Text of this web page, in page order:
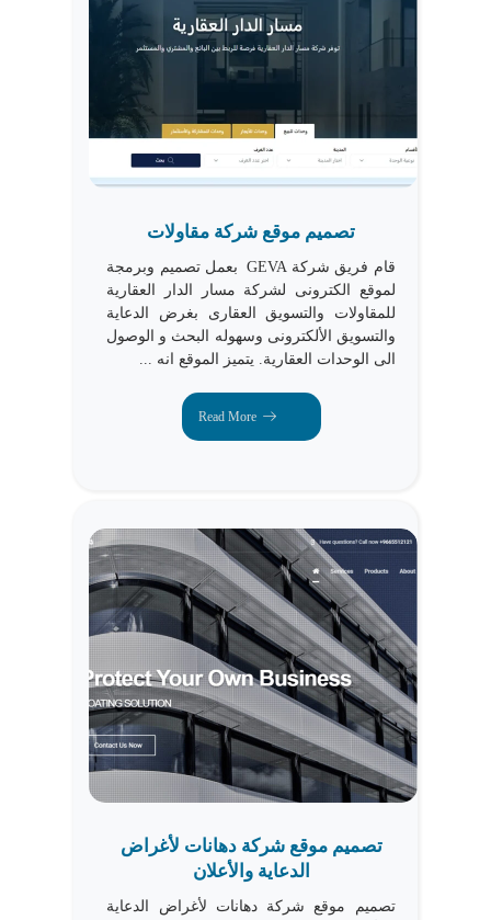
تصميم موقع شركة مقاولات
قام فريق شركة GEVA بعمل تصميم وبرمجة
لموقع الكترونى لشركة مسار الدار العقارية
للمقاولات والتسويق العقارى بغرض الدعاية
والتسويق الألكترونى وسهوله البحث و الوصول
الى الوحدات العقارية. يتميز الموقع انه ...
Read More
تصميم موقع شركة دهانات لأغراض
الدعاية والأعلان
تصميم موقع شركة دهانات لأغراض الدعاية